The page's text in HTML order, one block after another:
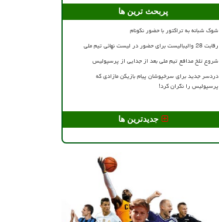
پربحث ترین ها
شوک شبانه به تراکتور با حضور نکونام
رقابت 28 والیبالیست برای حضور در لیست نهائی تیم ملی
شروع تلخ مدافع تیم ملی بعد از جدایی از پرسپولیس
دردسر جدید برای سرخپوشان پیام بازیکن مازادی که
پرسپولیس را نگران کرد!
جدیدترین ها